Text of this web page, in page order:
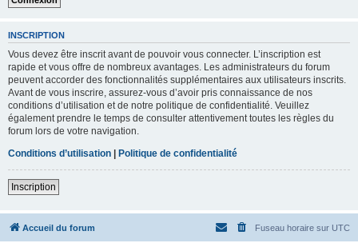
INSCRIPTION
Vous devez être inscrit avant de pouvoir vous connecter. L’inscription est
rapide et vous offre de nombreux avantages. Les administrateurs du forum
peuvent accorder des fonctionnalités supplémentaires aux utilisateurs inscrits.
Avant de vous inscrire, assurez-vous d’avoir pris connaissance de nos
conditions d’utilisation et de notre politique de confidentialité. Veuillez
également prendre le temps de consulter attentivement toutes les règles du
forum lors de votre navigation.
Conditions d’utilisation | Politique de confidentialité
Inscription
Accueil du forum Fuseau horaire sur UTC